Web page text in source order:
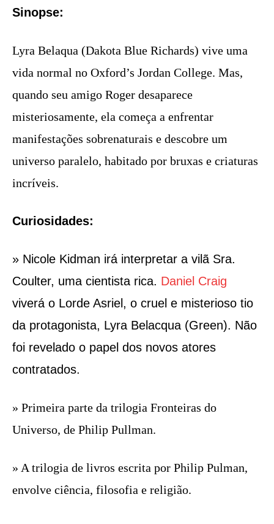
Sinopse:
Lyra Belaqua (Dakota Blue Richards) vive uma
vida normal no Oxford’s Jordan College. Mas,
quando seu amigo Roger desaparece
misteriosamente, ela começa a enfrentar
manifestações sobrenaturais e descobre um
universo paralelo, habitado por bruxas e criaturas
incríveis.
Curiosidades:
» Nicole Kidman irá interpretar a vilã Sra.
Coulter, uma cientista rica. Daniel Craig
viverá o Lorde Asriel, o cruel e misterioso tio
da protagonista, Lyra Belacqua (Green). Não
foi revelado o papel dos novos atores
contratados.
» Primeira parte da trilogia Fronteiras do
Universo, de Philip Pullman.
» A trilogia de livros escrita por Philip Pulman,
envolve ciência, filosofia e religião.